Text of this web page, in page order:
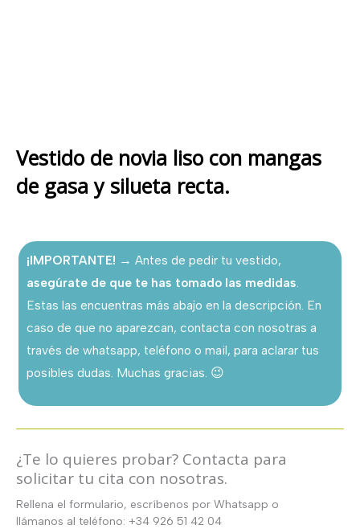
Vestido de novia liso con mangas
de gasa y silueta recta.
¡IMPORTANTE! → Antes de pedir tu vestido,
asegúrate de que te has tomado las medidas
Estas las encuentras más abajo en la descripción. En
caso de que no aparezcan, contacta con nosotras a
través de whatsapp, teléfono o mail, para aclarar tus
posibles dudas. Muchas gracias. 😉
¿Te lo quieres probar? Contacta para
solicitar tu cita con nosotras.
Rellena el formulario, escríbenos por Whatsapp o
llámanos al teléfono: +34 926 51 42 04